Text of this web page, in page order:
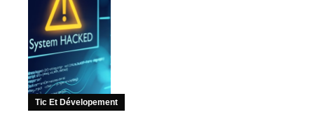
Tic Et Dévelopement